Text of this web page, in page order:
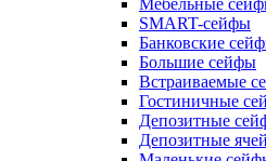
Мебельные
SMART-сейфы
Банковские
Большие сейфы
Встраиваемые
Гостиничные
Депозитные
Депозитные